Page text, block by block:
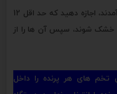
6: وقتی جوجه ها از تخم در آمدند، اجازه دهید که حد اقل 12
خشک شوند، سپس آن ها را از
های هر پرنده را داخل